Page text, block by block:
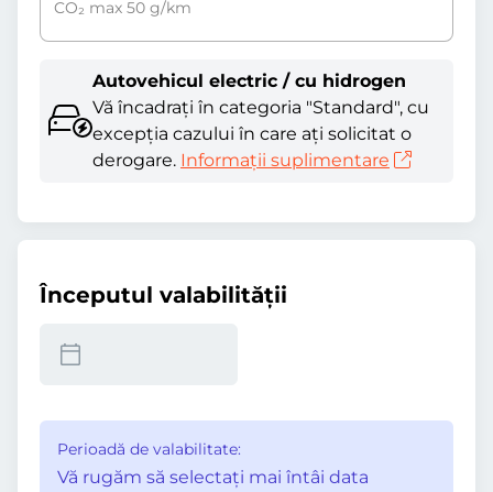
CO₂ max 50 g/km
Autovehicul electric / cu hidrogen
Vă încadrați în categoria "Standard", cu
excepția cazului în care ați solicitat o
derogare. Informații suplimentare
Începutul valabilităţii
Perioadă de valabilitate:
Vă rugăm să selectaţi mai întâi data